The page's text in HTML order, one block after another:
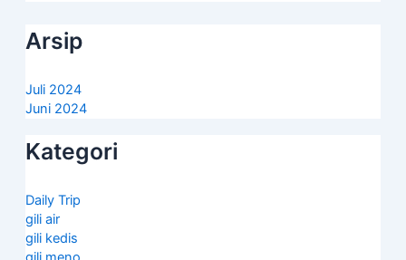
Arsip
Juli 2024
Juni 2024
Kategori
Daily Trip
gili air
gili kedis